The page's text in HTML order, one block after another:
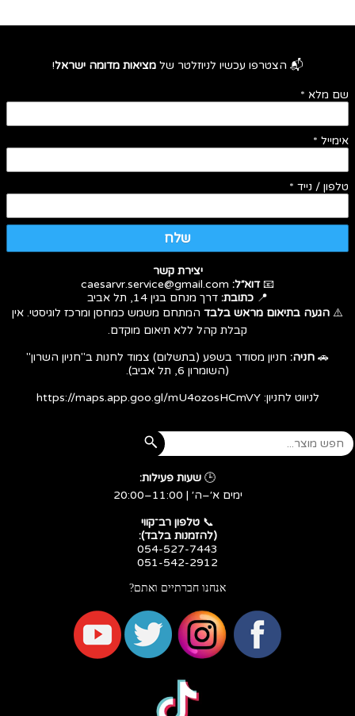
📬 הצטרפו עכשיו לניוזלטר של מציאות מדומה ישראל!
שם מלא *
אימייל *
טלפון / נייד *
שלח
יצירת קשר
📧דוא״ל:
📍 כתובת: דרך מנחם בגין 14, תל אביב
⚠️ הגעה בתיאום מראש בלבד המתחם משמש כמחסן ומרכז לוגיסטי. אין
קבלת קהל ללא תיאום מוקדם.
🚗 חניה: חניון מסודר בשפע (בתשלום) צמוד לחנות ב"חניון השרון"
(השומרון 6, תל אביב).
לניווט לחניון:https://maps.app.goo.gl/mU4ozosHCmVY
🕒 שעות פעילות:
ימים א׳–ה׳ | 11:00–20:00
​​​​​​​📞 טלפון רב־קווי
(להזמנות בלבד):
054-527-7443
051-542-2912
אנחנו חברתיים ואתם?